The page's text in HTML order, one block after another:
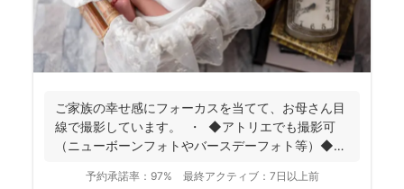
ご家族の幸せ感にフォーカスを当てて、お母さん目
線で撮影しています。 ・ ◆アトリエでも撮影可
（ニューボーンフォトやバースデーフォト等）◆
予約承諾率： 97% 最終アクティブ： 7日以上前